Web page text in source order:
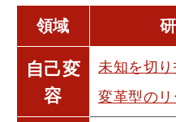
領域
自己変
容
未知を切
変革型の